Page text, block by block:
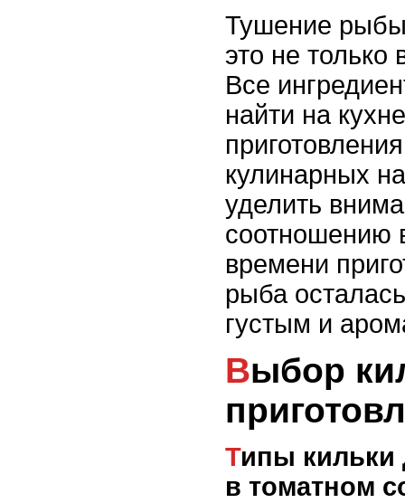
Тушение
это не только
Все
найти на
кулинарных
уделить
соотношению
времени
рыба
густым и
Выбор кильки для
Типы кильки для приготовления
в томатном